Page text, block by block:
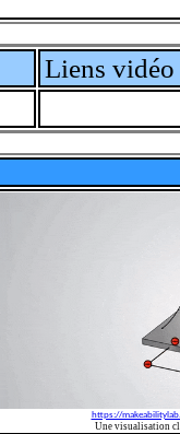
Liens vidéo
https://
Une visualisation